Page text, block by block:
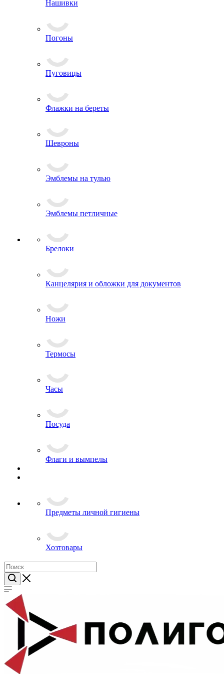
Лычки и пластины
Нашивки
Погоны
Пуговицы
Флажки на береты
Шевроны
Эмблемы на тулью
Эмблемы петличные
Брелоки
Канцелярия и обложки для документов
Ножи
Термосы
Часы
Флаги и вымпелы